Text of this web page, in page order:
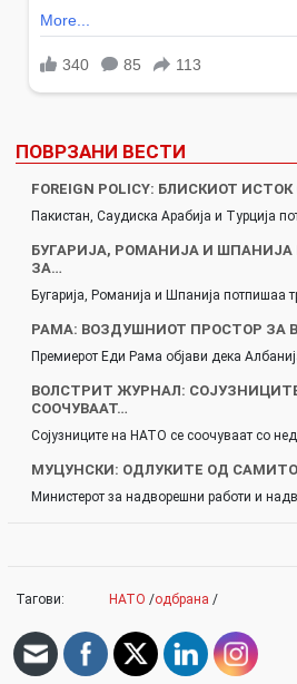
ПОВРЗАНИ ВЕСТИ
FOREIGN POLICY: БЛИСКИОТ
Пакистан, Саудиска Арабија и Турција
БУГАРИЈА, РОМАНИЈА И
ЗА…
Бугарија, Романија и Шпанија потпишаа
РАМА: ВОЗДУШНИОТ ПРОСТОР ЗА
Премиерот Еди Рама објави дека
ВОЛСТРИТ ЖУРНАЛ:
СООЧУВААТ…
Сојузниците на НАТО се соочуваат со
МУЦУНСКИ: ОДЛУКИТЕ ОД
Министерот за надворешни работи и
Тагови: НАТО /одбрана /